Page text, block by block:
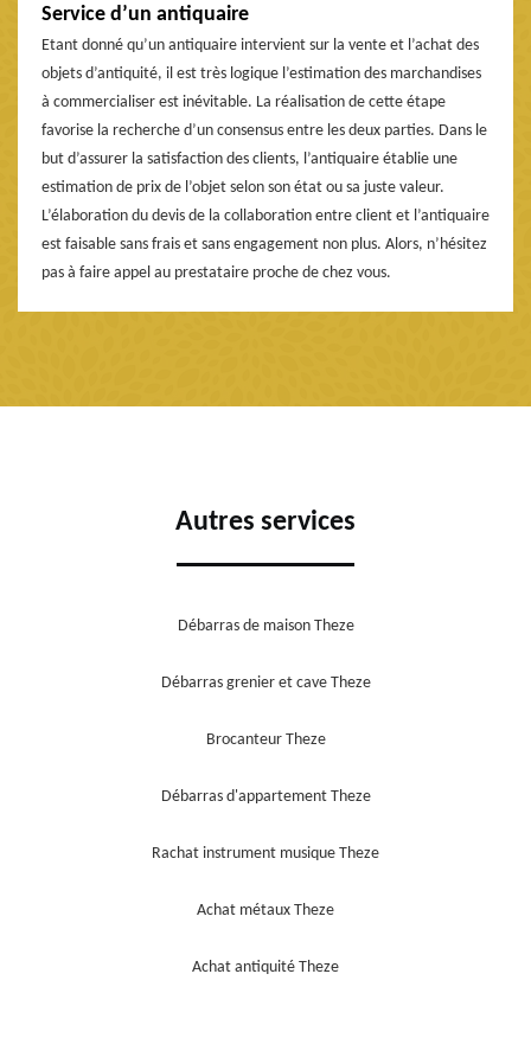
Service d’un antiquaire
Etant donné qu’un antiquaire intervient sur la vente et l’achat des
objets d’antiquité, il est très logique l’estimation des marchandises
à commercialiser est inévitable. La réalisation de cette étape
favorise la recherche d’un consensus entre les deux parties. Dans le
but d’assurer la satisfaction des clients, l’antiquaire établie une
estimation de prix de l’objet selon son état ou sa juste valeur.
L’élaboration du devis de la collaboration entre client et l’antiquaire
est faisable sans frais et sans engagement non plus. Alors, n’hésitez
pas à faire appel au prestataire proche de chez vous.
Autres services
Débarras de maison Theze
Débarras grenier et cave Theze
Brocanteur Theze
Débarras d'appartement Theze
Rachat instrument musique Theze
Achat métaux Theze
Achat antiquité Theze